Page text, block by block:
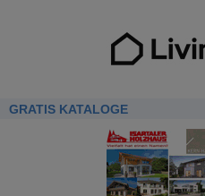
GRATIS KATALOGE